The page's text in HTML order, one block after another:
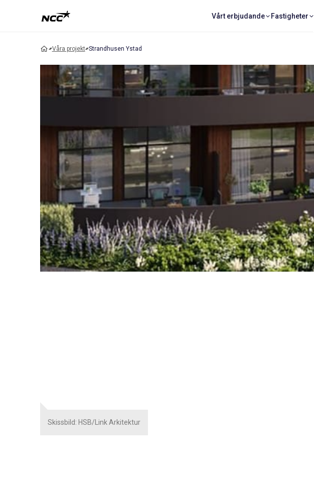
Vårt erbjudande Fastigheter
Våra projekt Strandhusen Ystad
Skissbild: HSB/Link Arkitektur